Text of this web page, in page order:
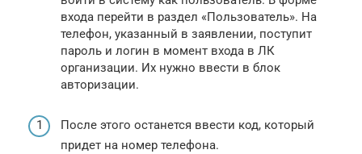
входа перейти в раздел «Пользователь». На
телефон, указанный в заявлении, поступит
пароль и логин в момент входа в ЛК
организации. Их нужно ввести в блок
авторизации.
После этого останется ввести код, который
придет на номер телефона.